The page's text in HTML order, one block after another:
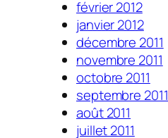
février 2012
janvier 2012
décembre 2011
novembre 2011
octobre 2011
septembre 2011
août 2011
juillet 2011